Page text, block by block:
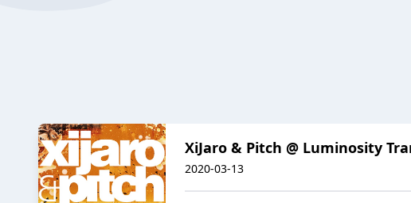
XiJaro & Pitch @ Luminosity
2020-03-13